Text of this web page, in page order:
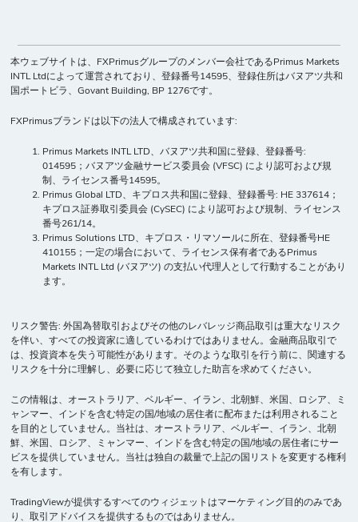
本ウェブサイトは、FXPrimusグループのメンバー会社であるPrimus Markets
INTL Ltdによって運営されており、登録番号14595、登録住所はバヌアツ共和
国ポートビラ、Govant Building, BP 1276です。
FXPrimusブランドは以下の法人で構成されています:
Primus Markets INTL LTD、バヌアツ共和国に登録、登録番号:
014595；バヌアツ金融サービス委員会 (VFSC) により認可および規
制、ライセンス番号14595。
Primus Global LTD、キプロス共和国に登録、登録番号: HE 337614；
キプロス証券取引委員会 (CySEC) により認可および規制、ライセンス
番号261/14。
Primus Solutions LTD、キプロス・リマソールに所在、登録番号HE
410155；一定の場合において、ライセンス保有者であるPrimus
Markets INTL Ltd (バヌアツ) の支払い代理人として行動することがあり
ます。
リスク警告: 外国為替取引およびその他のレバレッジ商品取引は重大なリスク
を伴い、すべての投資家に適しているわけではありません。金融商品取引で
は、投資資本を失う可能性があります。そのような取引を行う前に、関連する
リスクを十分に理解し、必要に応じて独立した助言を求めてください。
この情報は、オーストラリア、ベルギー、イラン、北朝鮮、米国、ロシア、ミ
ャンマー、インドを含む特定の国/地域の居住者に配布または利用されること
を目的としていません。当社は、オーストラリア、ベルギー、イラン、北朝
鮮、米国、ロシア、ミャンマー、インドを含む特定の国/地域の居住者にサー
ビスを提供していません。当社は独自の裁量で上記の国リストを変更する権利
を有します。
TradingViewが提供するすべてのウィジェットはマーケティング目的のみであ
り、取引アドバイスを提供するものではありません。